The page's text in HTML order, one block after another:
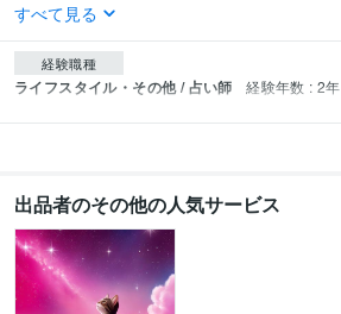
すべて見る
経験職種
ライフスタイル・その他 / 占い師 経験年数 : 2年
出品者のその他の人気サービス